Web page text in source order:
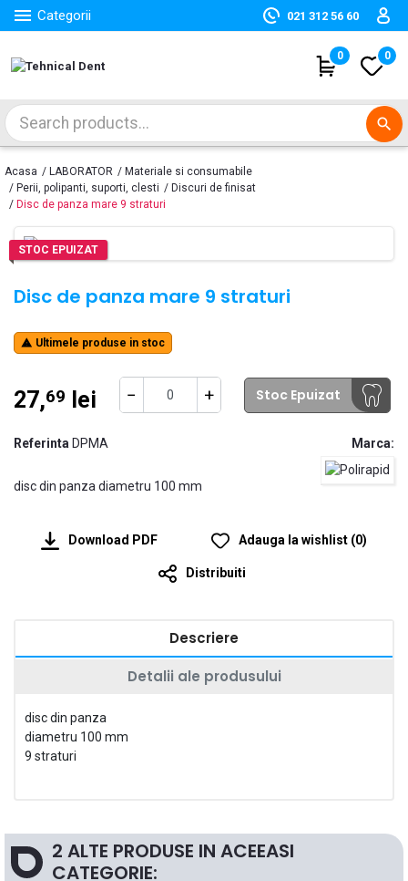
 Categorii 021 312 56 60
0 0
search
Acasa LABORATOR
Materiale si consumabile
Perii, polipanti, suporti, clesti
Discuri de finisat
Disc de panza mare 9 straturi
STOC EPUIZAT
Disc de panza mare 9 straturi
 Ultimele produse in stoc
27,69 lei − + Stoc Epuizat
Marca:
Referinta DPMA
disc din panza diametru 100 mm
Download PDF Adauga la wishlist (0)
Distribuiti
Descriere
Detalii ale produsului
disc din panza
diametru 100 mm
9 straturi
2 ALTE PRODUSE IN ACEEASI
CATEGORIE: